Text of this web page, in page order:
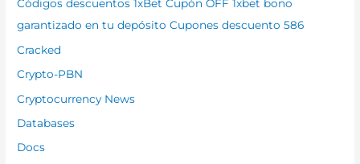
Códigos descuentos 1xBet Cupón OFF 1xbet bono
garantizado en tu depósito Cupones descuento 586
Cracked
Crypto-PBN
Cryptocurrency News
Databases
Docs